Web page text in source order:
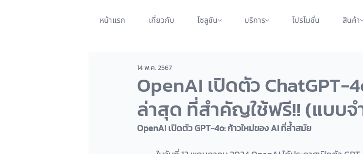
หน้าแรก เกี่ยวกับ โซลูชัน บริการ โปรโมชั่น สินค้า
OpenAI เปิดตัว ChatGPT-
ล่าสุด ที่สำคัญใช้ฟรี!! (แบบ
14 พ.ค. 2567
OpenAI เปิดตัว GPT-4o: ก้าวใหม่ของ AI ที่ล้ำสมัย